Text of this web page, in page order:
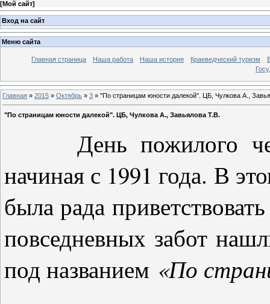
[Мой сайт]
Вход на сайт
Меню сайта
Главная страница Наша работа Наша история Краеведческий туризм
Главная » 2015 » Октябрь » 3 » "По страницам юности далекой". ЦБ, Чулкова А.,
"По страницам юности далекой". ЦБ, Чулкова А., Завьялова Т.В.
День пожилого
начиная с 1991 года. В
была рада
повседневных забот
под названием «По